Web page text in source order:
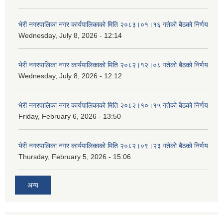
भेरी नगरपालिका नगर कार्यपालिकाको मिति २०८३।०१।१६ गतेको बैठको निर्णय
Wednesday, July 8, 2026 - 12:14
भेरी नगरपालिका नगर कार्यपालिकाको मिति २०८२।१२।०८ गतेको बैठको निर्णय
Wednesday, July 8, 2026 - 12:12
भेरी नगरपालिका नगर कार्यपालिकाको मिति २०८२।१०।१५ गतेको बैठको निर्णय
Friday, February 6, 2026 - 13:50
भेरी नगरपालिका नगर कार्यपालिकाको मिति २०८२।०९।२३ गतेको बैठको निर्णय
Thursday, February 5, 2026 - 15:06
अन्य